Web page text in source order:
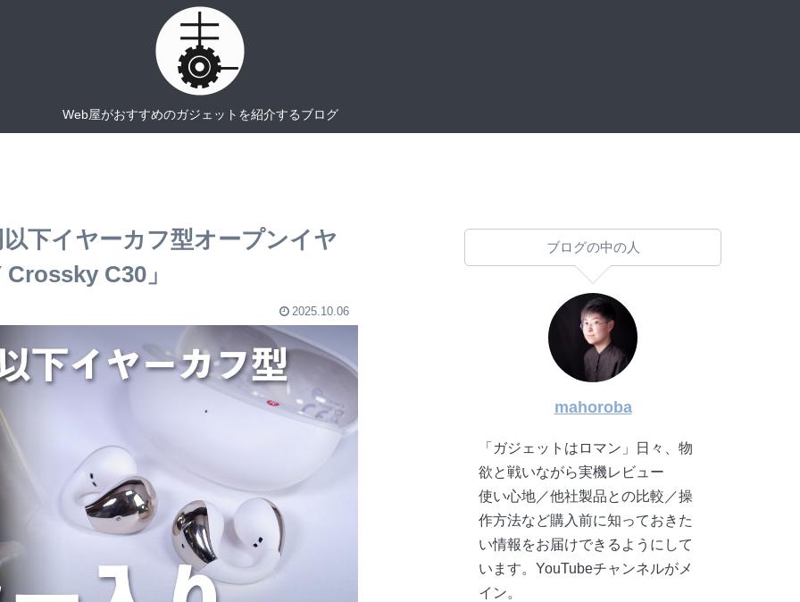
Web屋がおすすめのガジェットを紹介するブログ
下イヤーカフ型オープンイヤ
C30」
2025.10.06
ブログの中の人
mahoroba
「ガジェットはロマン」日々、物
欲と戦いながら実機レビュー
使い心地／他社製品との比較／操
作方法など購入前に知っておきた
い情報をお届けできるようにして
います。YouTubeチャンネルがメ
イン。